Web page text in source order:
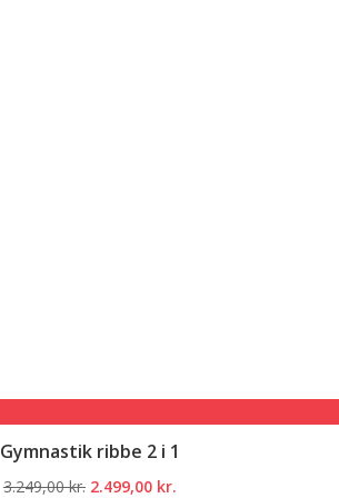
Gymnastik ribbe 2 i 1
3.249,00kr. Den
2.499,00 kr.